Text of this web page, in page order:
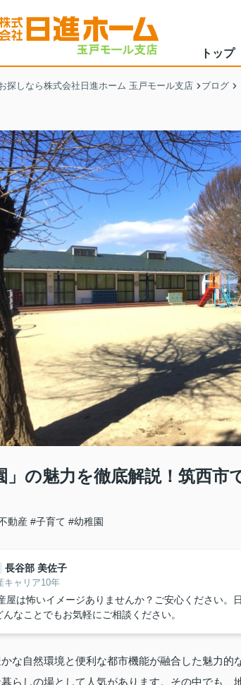
トップ
探しなら株式会社日進ホーム 玉戸モール支店 ブログ
」の魅力を徹底解説！筑西市
動産 #子育て #幼稚園
長谷部 美佐子
キャリア10年
屋は怖いイメージありませんか？ご安心ください。
んなことでもお気軽にご相談ください。
な自然環境と便利な都市機能が融合した魅力
らしの場として人気があります。その中でも